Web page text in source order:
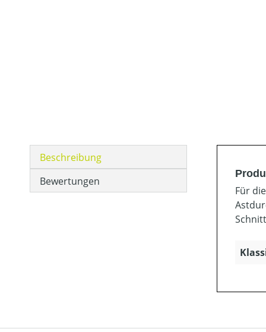
Beschreibung
Bewertungen
Für